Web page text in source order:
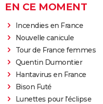
EN CE MOMENT
Incendies en France
Nouvelle canicule
Tour de France femmes
Quentin Dumontier
Hantavirus en France
Bison Futé
Lunettes pour l'éclipse